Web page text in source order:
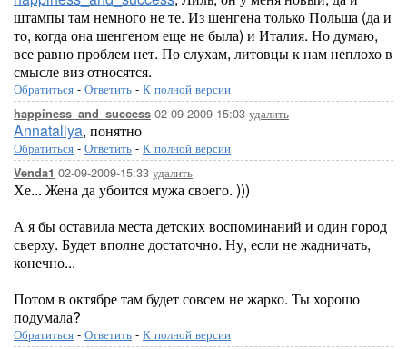
штампы там немного не те. Из шенгена только Польша (да и
то, когда она шенгеном еще не была) и Италия. Но думаю,
все равно проблем нет. По слухам, литовцы к нам неплохо в
смысле виз относятся.
Обратиться - Ответить - К полной версии
happiness_and_success 02-09-2009-15:03 удалить
Annataliya, понятно
Обратиться - Ответить - К полной версии
Venda1 02-09-2009-15:33 удалить
Хе... Жена да убоится мужа своего. )))
А я бы оставила места детских воспоминаний и один город
сверху. Будет вполне достаточно. Ну, если не жадничать,
конечно...
Потом в октябре там будет совсем не жарко. Ты хорошо
подумала?
Обратиться - Ответить - К полной версии